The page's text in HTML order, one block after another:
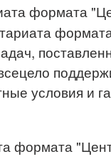
формата
условия и
формата